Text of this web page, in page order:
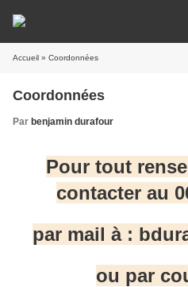
Accueil » Coordonnées
Coordonnées
Par benjamin durafour
Pour tout
contacter au
par mail à :
ou par